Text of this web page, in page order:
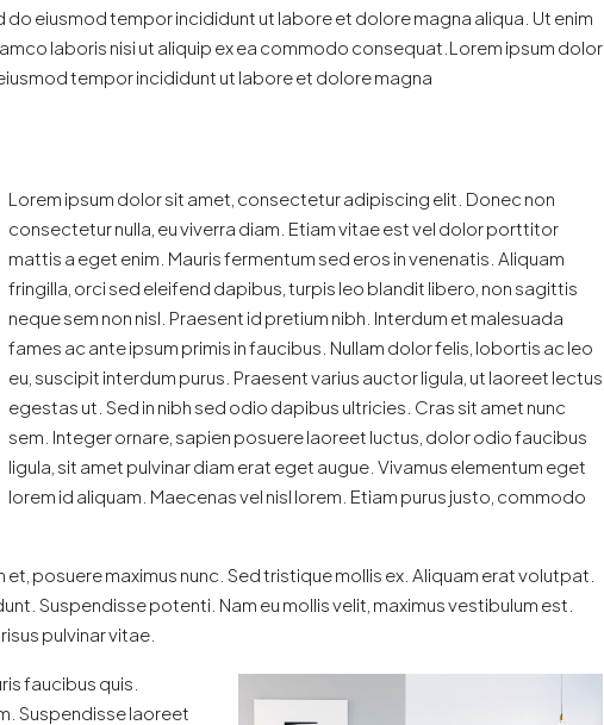
eiusmod tempor incididunt ut labore et dolore magna aliqua. Ut enim
laboris nisi ut aliquip ex ea commodo consequat.Lorem ipsum dolor
tempor incididunt ut labore et dolore magna
Lorem ipsum dolor sit amet, consectetur adipiscing elit. Donec non
consectetur nulla, eu viverra diam. Etiam vitae est vel dolor porttitor
mattis a eget enim. Mauris fermentum sed eros in venenatis. Aliquam
fringilla, orci sed eleifend dapibus, turpis leo blandit libero, non sagittis
neque sem non nisl. Praesent id pretium nibh. Interdum et malesuada
fames ac ante ipsum primis in faucibus. Nullam dolor felis, lobortis ac leo
eu, suscipit interdum purus. Praesent varius auctor ligula, ut laoreet lectus
egestas ut. Sed in nibh sed odio dapibus ultricies. Cras sit amet nunc
sem. Integer ornare, sapien posuere laoreet luctus, dolor odio faucibus
ligula, sit amet pulvinar diam erat eget augue. Vivamus elementum eget
lorem id aliquam. Maecenas vel nisl lorem. Etiam purus justo, commodo
posuere maximus nunc. Sed tristique mollis ex. Aliquam erat volutpat.
Suspendisse potenti. Nam eu mollis velit, maximus vestibulum est.
pulvinar vitae.
faucibus quis.
Suspendisse laoreet